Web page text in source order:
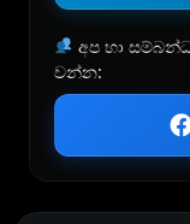
අප හා
වන්න: